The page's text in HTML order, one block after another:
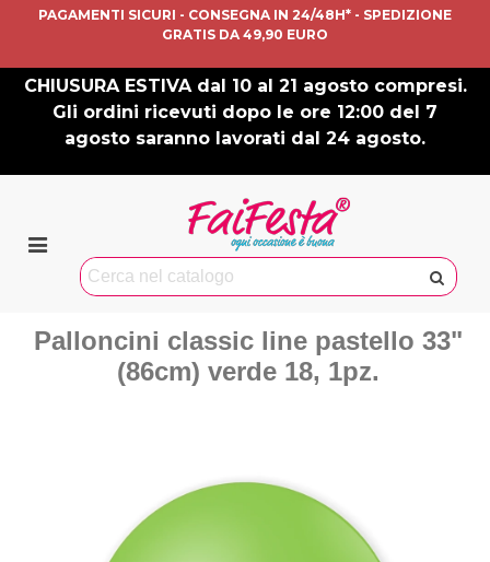
PAGAMENTI SICURI - CONSEGNA IN 24/48H* - SPEDIZIONE
GRATIS DA 49,90 EURO
CHIUSURA ESTIVA dal 10 al 21 agosto compresi.
Gli ordini ricevuti dopo le ore 12:00 del 7
agosto saranno lavorati dal 24 agosto.
Palloncini classic line pastello 33"
(86cm) verde 18, 1pz.